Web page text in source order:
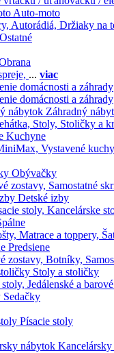
Auto-moto
Autorádiá, Držiaky na
Ostatné
... viac
domácnosti a záhrady
domácnosti a záhrady
Záhradný
Stoly, Stoličky a
Kuchyne
Vystavené
Obývačky
zostavy, Samostatné
Detské izby
stoly, Kancelárske
Matrace a toppery,
Predsiene
zostavy, Botníky,
Stoly a stoličky
stoly, Jedálenské a
Sedačky
Písacie stoly